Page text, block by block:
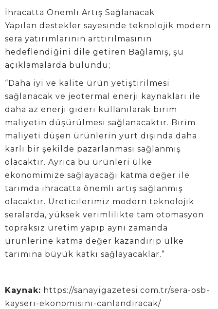
İhracatta Önemli Artış Sağlanacak
Yapılan destekler sayesinde teknolojik modern
sera yatırımlarının arttırılmasının
hedeflendiğini dile getiren Bağlamış, şu
açıklamalarda bulundu;
“Daha iyi ve kalite ürün yetiştirilmesi
sağlanacak ve jeotermal enerji kaynakları ile
daha az enerji gideri kullanılarak birim
maliyetin düşürülmesi sağlanacaktır. Birim
maliyeti düşen ürünlerin yurt dışında daha
karlı bir şekilde pazarlanması sağlanmış
olacaktır. Ayrıca bu ürünleri ülke
ekonomimize sağlayacağı katma değer ile
tarımda ihracatta önemli artış sağlanmış
olacaktır. Üreticilerimiz modern teknolojik
seralarda, yüksek verimlilikte tam otomasyon
topraksız üretim yapıp aynı zamanda
ürünlerine katma değer kazandırıp ülke
tarımına büyük katkı sağlayacaklar.”
Kaynak: https://sanayigazetesi.com.tr/sera-osb-
kayseri-ekonomisini-canlandiracak/